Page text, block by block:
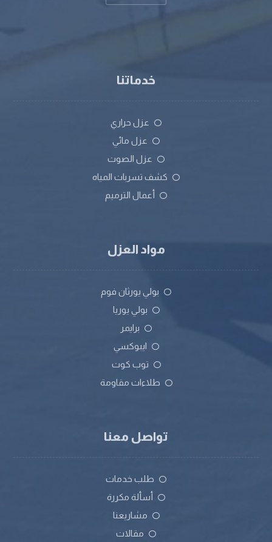
خدماتنا
عزل حراري
عزل مائي
عزل الصوت
كشف تسربات المياه
أعمال الترميم
مواد العزل
بولي يورثان فوم
بولي يوريا
برايمر
ايبوكسي
توب كوت
طلاءات مقاومة
تواصل معنا
طلب خدمات
أسألة مكررة
مشاريعنا
مقالات